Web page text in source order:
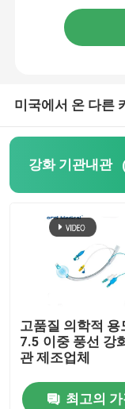
의료용품
PVC 위관
기관절개관
미국에서 온 다른
강화 기관내관
고품질 의학적 용
7.5 이중 풍선 강
관 제조업체
최고의 가